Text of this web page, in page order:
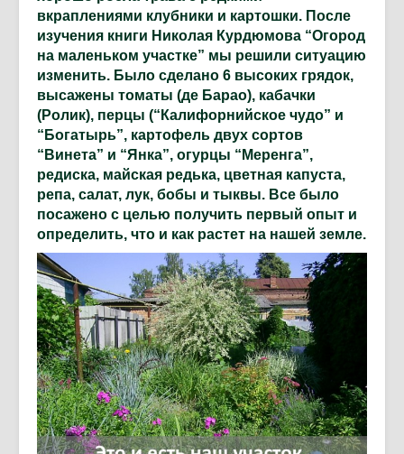
вкраплениями клубники и картошки. После
изучения книги Николая Курдюмова “Огород
на маленьком участке” мы решили ситуацию
изменить. Было сделано 6 высоких грядок,
высажены томаты (де Барао), кабачки
(Ролик), перцы (“Калифорнийское чудо” и
“Богатырь”, картофель двух сортов
“Винета” и “Янка”, огурцы “Меренга”,
редиска, майская редька, цветная капуста,
репа, салат, лук, бобы и тыквы. Все было
посажено с целью получить первый опыт и
определить, что и как растет на нашей земле.